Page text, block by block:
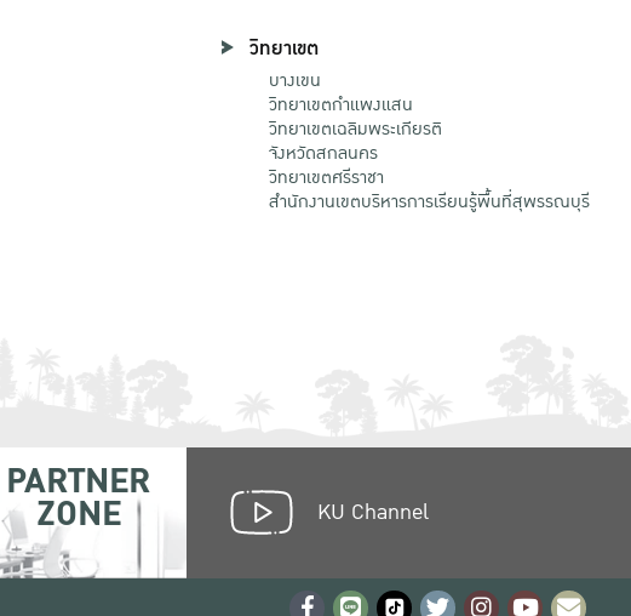
วิทยาเขต
บางเขน
วิทยาเขตกําแพงแสน
วิทยาเขตเฉลิมพระเกียรติ
จังหวัดสกลนคร
วิทยาเขตศรีราชา
สำนักงานเขตบริหารการเรียนรู้พื้นที่สุพรรณบุรี
PARTNER
ZONE KU Channel